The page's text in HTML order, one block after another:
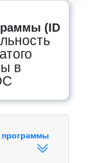
(ID
в
программы